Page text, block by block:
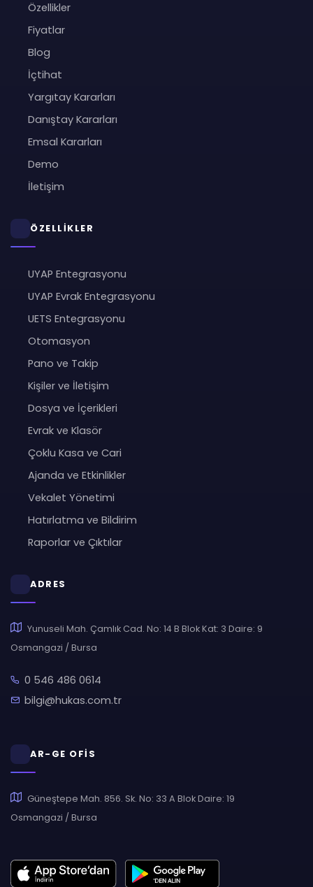
Özellikler
Fiyatlar
Blog
İçtihat
Yargıtay Kararları
Danıştay Kararları
Emsal Kararları
Demo
İletişim
ÖZELLİKLER
UYAP Entegrasyonu
UYAP Evrak Entegrasyonu
UETS Entegrasyonu
Otomasyon
Pano ve Takip
Kişiler ve İletişim
Dosya ve İçerikleri
Evrak ve Klasör
Çoklu Kasa ve Cari
Ajanda ve Etkinlikler
Vekalet Yönetimi
Hatırlatma ve Bildirim
Raporlar ve Çıktılar
ADRES
Yunuseli Mah. Çamlık Cad. No: 14 B Blok Kat: 3 Daire: 9
Osmangazi / Bursa
0 546 486 0614
bilgi@hukas.com.tr
AR-GE OFİS
Güneştepe Mah. 856. Sk. No: 33 A Blok Daire: 19
Osmangazi / Bursa